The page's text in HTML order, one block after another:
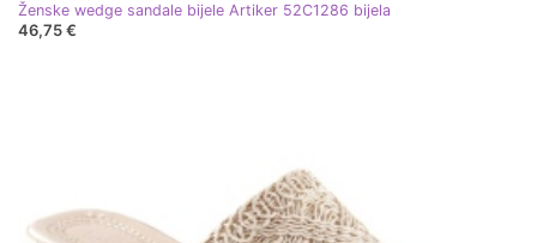
Ženske wedge sandale bijele Artiker 52C1286 bijela
46,75 €